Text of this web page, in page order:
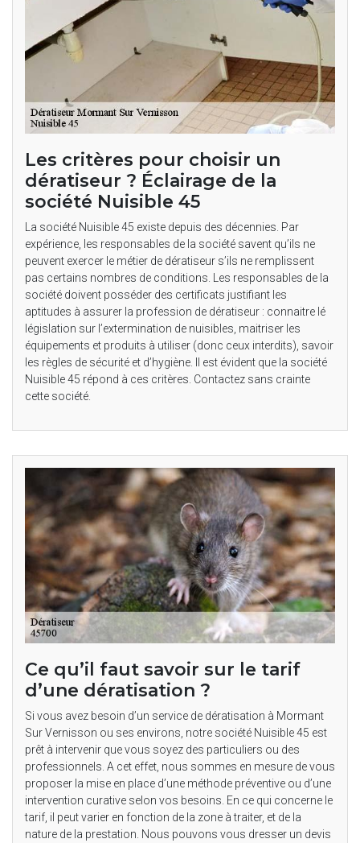
Les critères pour choisir un
dératiseur ? Éclairage de la
société Nuisible 45
La société Nuisible 45 existe depuis des décennies. Par
expérience, les responsables de la société savent qu’ils ne
peuvent exercer le métier de dératiseur s’ils ne remplissent
pas certains nombres de conditions. Les responsables de la
société doivent posséder des certificats justifiant les
aptitudes à assurer la profession de dératiseur : connaitre lé
législation sur l’extermination de nuisibles, maitriser les
équipements et produits à utiliser (donc ceux interdits), savoir
les règles de sécurité et d’hygiène. Il est évident que la société
Nuisible 45 répond à ces critères. Contactez sans crainte
cette société.
Ce qu’il faut savoir sur le tarif
d’une dératisation ?
Si vous avez besoin d’un service de dératisation à Mormant
Sur Vernisson ou ses environs, notre société Nuisible 45 est
prêt à intervenir que vous soyez des particuliers ou des
professionnels. A cet effet, nous sommes en mesure de vous
proposer la mise en place d’une méthode préventive ou d’une
intervention curative selon vos besoins. En ce qui concerne le
tarif, il peut varier en fonction de la zone à traiter, et de la
nature de la prestation. Nous pouvons vous dresser un devis